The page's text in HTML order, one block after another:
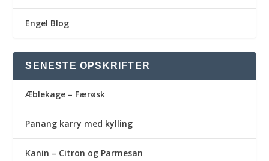
Engel Blog
SENESTE OPSKRIFTER
Æblekage – Færøsk
Panang karry med kylling
Kanin – Citron og Parmesan